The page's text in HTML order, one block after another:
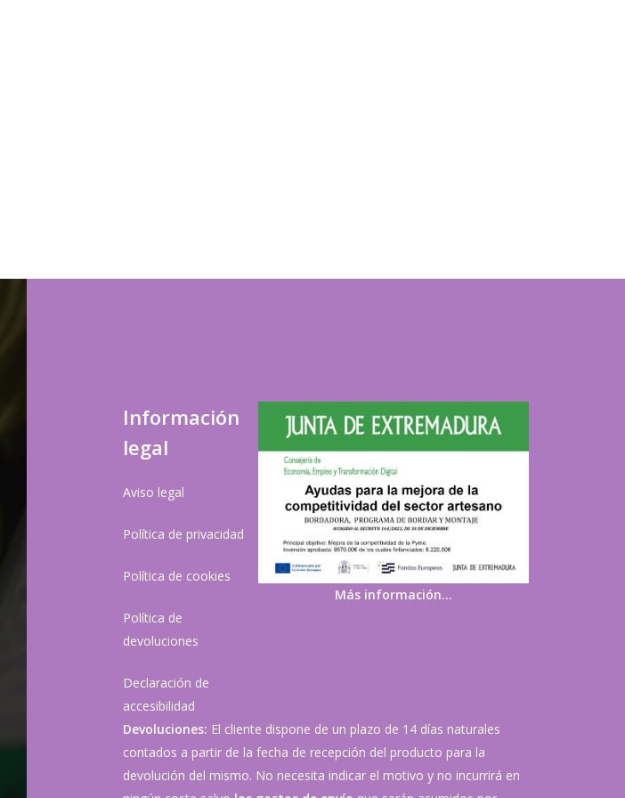
Información
legal
Aviso legal
Política de privacidad
Política de cookies
Política de
devoluciones
Declaración de
accesibilidad
Más información…
Devoluciones: El cliente dispone de un plazo de 14 días naturales
contados a partir de la fecha de recepción del producto para la
devolución del mismo. No necesita indicar el motivo y no incurrirá en